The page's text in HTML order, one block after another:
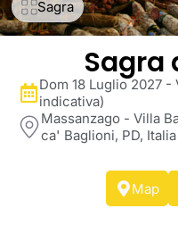
Sagra
Sagra
Dom 18 Luglio 2027 -
indicativa)
Massanzago - Villa
ca' Baglioni, PD, Italia
Map